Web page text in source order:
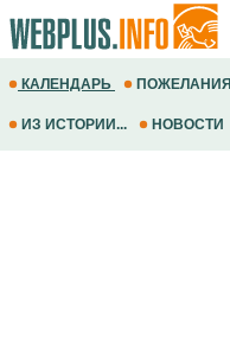
КАЛЕНДАРЬ ПОЖЕЛАНИЯ
ИЗ ИСТОРИИ... НОВОСТИ